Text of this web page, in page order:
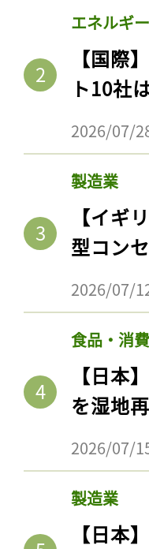
エネルギ
【国際
ト10社
2026/07/
製造業
【イギ
型コン
2026/07/
食品・消
【日本
を湿地
2026/07/
製造業
【日本
記